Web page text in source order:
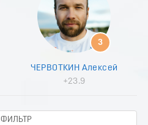
5
3
ЧЕРВОТКИН Алексей
+23.9
ФИЛЬТР